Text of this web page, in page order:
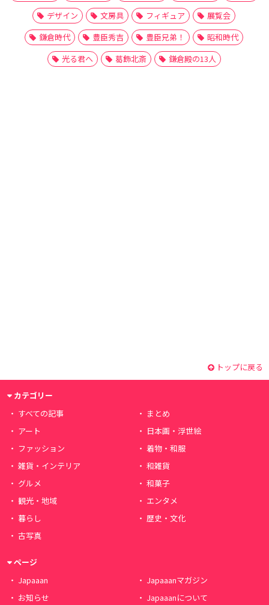
デザイン
文房具 フィギュア
展覧会
鎌倉時代
豊臣秀吉 豊臣兄弟！
昭和時代
光る君へ
葛飾北斎 鎌倉殿の13人
トップに戻る
カテゴリー
すべての記事
まとめ
アート
日本画・浮世絵
ファッション
着物・和服
雑貨・インテリア
和雑貨
グルメ
和菓子
観光・地域
エンタメ
暮らし
歴史・文化
古写真
ページ
Japaaan
Japaaanマガジン
お知らせ
Japaaanについて